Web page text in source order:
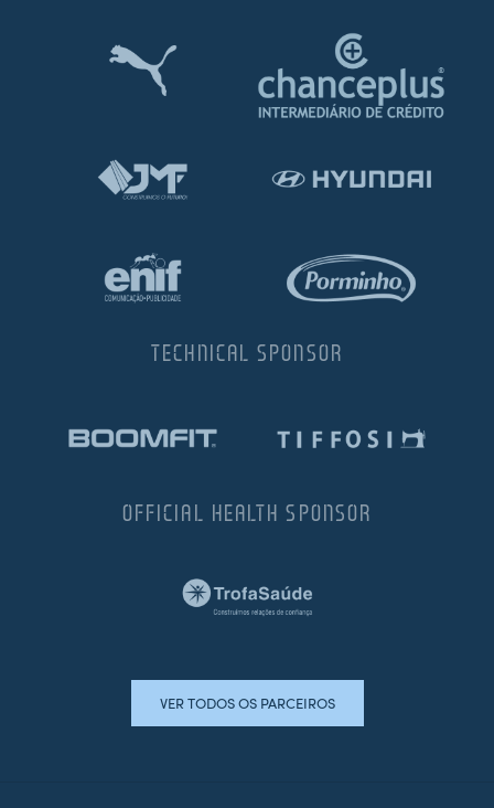
TECHNICAL SPONSOR
OFFICIAL HEALTH SPONSOR
VER TODOS OS PARCEIROS